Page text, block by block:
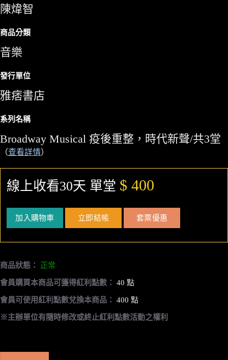
陳煒智
商品分類
音樂
發行單位
雅痞書店
系列名稱
Broadway Musical 疫後重整，時代新聲/共3堂
（查看詳情）
線上收看30天 單堂 $ 400
加入購物車 立即結帳 套票優惠
商品狀態： 正常
會員購買本商品可獲得紅利點數： 40 點
會員可使用紅利點數兌換本商品： 400 點
※主辦單位有隨時修改或終止紅利點數活動之權利